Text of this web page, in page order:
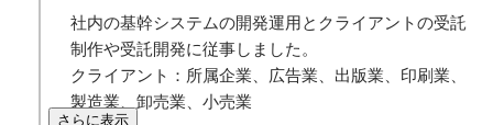
社内の基幹システムの開発運用とクライアントの受託
制作や受託開発に従事しました。
クライアント：所属企業、広告業、出版業、印刷業、
製造業、卸売業、小売業
さらに表示